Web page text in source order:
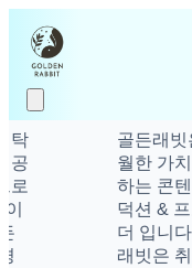
골든래빗은
월한 가치
하는 콘텐
덕션 & 프
더 입니다.
래빗은 취미